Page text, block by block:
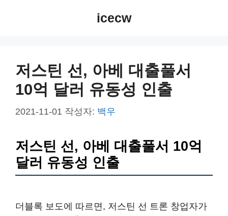
icecw
저스틴 선, 아베 대출풀서
10억 달러 유동성 인출
2021-11-01 작성자: 백우
저스틴 선, 아베 대출풀서 10억
달러 유동성 인출
더블록 보도에 따르면, 저스틴 선 트론 창업자가